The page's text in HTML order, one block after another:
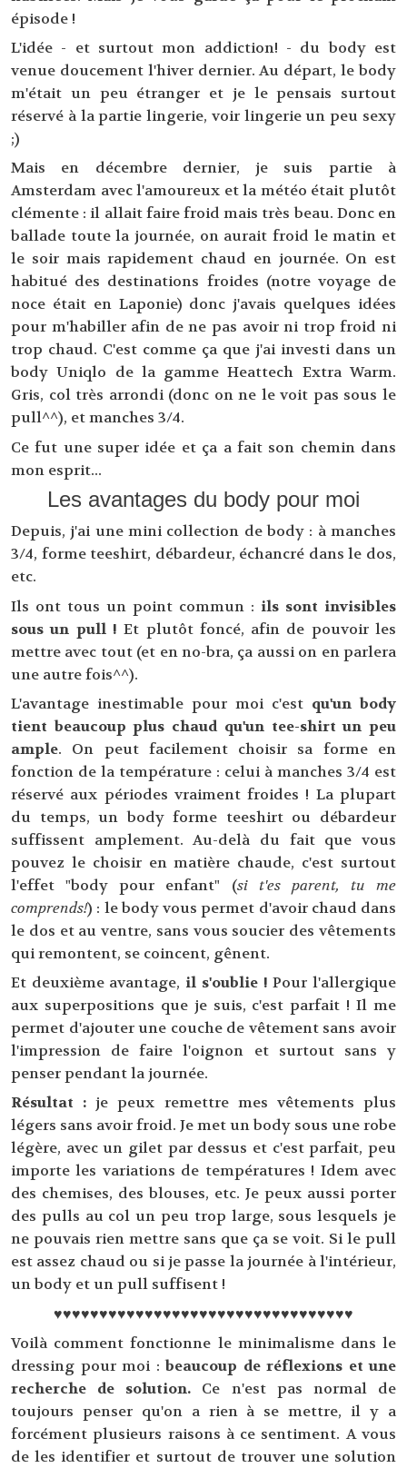
épisode !
L'idée - et surtout mon addiction! - du body est
venue doucement l'hiver dernier. Au départ, le body
m'était un peu étranger et je le pensais surtout
réservé à la partie lingerie, voir lingerie un peu sexy
;)
Mais en décembre dernier, je suis partie à
Amsterdam avec l'amoureux et la météo était plutôt
clémente : il allait faire froid mais très beau. Donc en
ballade toute la journée, on aurait froid le matin et
le soir mais rapidement chaud en journée. On est
habitué des destinations froides (notre voyage de
noce était en Laponie) donc j'avais quelques idées
pour m'habiller afin de ne pas avoir ni trop froid ni
trop chaud. C'est comme ça que j'ai investi dans un
body Uniqlo de la gamme Heattech Extra Warm.
Gris, col très arrondi (donc on ne le voit pas sous le
pull^^), et manches 3/4.
Ce fut une super idée et ça a fait son chemin dans
mon esprit...
Les avantages du body pour moi
Depuis, j'ai une mini collection de body : à manches
3/4, forme teeshirt, débardeur, échancré dans le dos,
etc.
Ils ont tous un point commun : ils sont invisibles
sous un pull ! Et plutôt foncé, afin de pouvoir les
mettre avec tout (et en no-bra, ça aussi on en parlera
une autre fois^^).
L'avantage inestimable pour moi c'est qu'un body
tient beaucoup plus chaud qu'un tee-shirt un peu
ample. On peut facilement choisir sa forme en
fonction de la température : celui à manches 3/4 est
réservé aux périodes vraiment froides ! La plupart
du temps, un body forme teeshirt ou débardeur
suffissent amplement. Au-delà du fait que vous
pouvez le choisir en matière chaude, c'est surtout
l'effet "body pour enfant" (si t'es parent, tu me
comprends!) : le body vous permet d'avoir chaud dans
le dos et au ventre, sans vous soucier des vêtements
qui remontent, se coincent, gênent.
Et deuxième avantage, il s'oublie ! Pour l'allergique
aux superpositions que je suis, c'est parfait ! Il me
permet d'ajouter une couche de vêtement sans avoir
l'impression de faire l'oignon et surtout sans y
penser pendant la journée.
Résultat : je peux remettre mes vêtements plus
légers sans avoir froid. Je met un body sous une robe
légère, avec un gilet par dessus et c'est parfait, peu
importe les variations de températures ! Idem avec
des chemises, des blouses, etc. Je peux aussi porter
des pulls au col un peu trop large, sous lesquels je
ne pouvais rien mettre sans que ça se voit. Si le pull
est assez chaud ou si je passe la journée à l'intérieur,
un body et un pull suffisent !
♥♥♥♥♥♥♥♥♥♥♥♥♥♥♥♥♥♥♥♥♥♥♥♥♥♥♥♥♥♥♥♥♥
Voilà comment fonctionne le minimalisme dans le
dressing pour moi :beaucoup de réflexions et une
recherche de solution. Ce n'est pas normal de
toujours penser qu'on a rien à se mettre, il y a
forcément plusieurs raisons à ce sentiment. A vous
de les identifier et surtout de trouver une solution